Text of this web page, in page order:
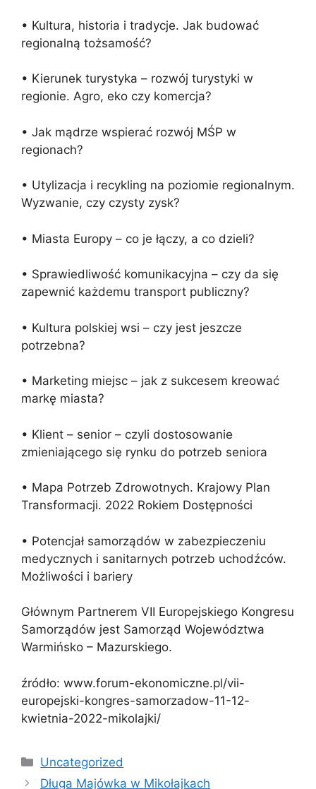
• Kultura, historia i tradycje. Jak budować
regionalną tożsamość?
• Kierunek turystyka – rozwój turystyki w
regionie. Agro, eko czy komercja?
• Jak mądrze wspierać rozwój MŚP w
regionach?
• Utylizacja i recykling na poziomie regionalnym.
Wyzwanie, czy czysty zysk?
• Miasta Europy – co je łączy, a co dzieli?
• Sprawiedliwość komunikacyjna – czy da się
zapewnić każdemu transport publiczny?
• Kultura polskiej wsi – czy jest jeszcze
potrzebna?
• Marketing miejsc – jak z sukcesem kreować
markę miasta?
• Klient – senior – czyli dostosowanie
zmieniającego się rynku do potrzeb seniora
• Mapa Potrzeb Zdrowotnych. Krajowy Plan
Transformacji. 2022 Rokiem Dostępności
• Potencjał samorządów w zabezpieczeniu
medycznych i sanitarnych potrzeb uchodźców.
Możliwości i bariery
Głównym Partnerem VII Europejskiego Kongresu
Samorządów jest Samorząd Województwa
Warmińsko – Mazurskiego.
źródło: www.forum-ekonomiczne.pl/vii-
europejski-kongres-samorzadow-11-12-
kwietnia-2022-mikolajki/
Uncategorized
Długa Majówka w Mikołajkach